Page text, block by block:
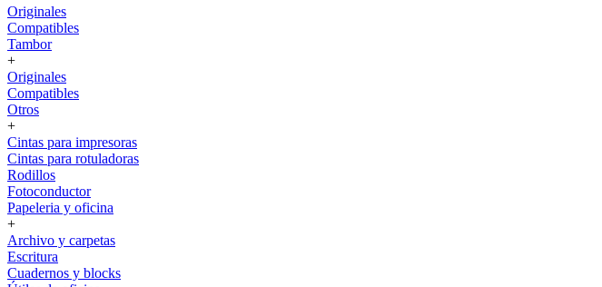
Originales
Compatibles
Tambor
+
Originales
Compatibles
Otros
+
Cintas para impresoras
Cintas para rotuladoras
Rodillos
Fotoconductor
Papeleria y oficina
+
Archivo y carpetas
Escritura
Cuadernos y blocks